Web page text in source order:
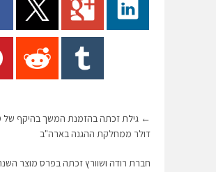
←
דולר ממחלקת ההגנה בארה"ב
חברת רודה ושוורץ זכתה בפרס מוצר